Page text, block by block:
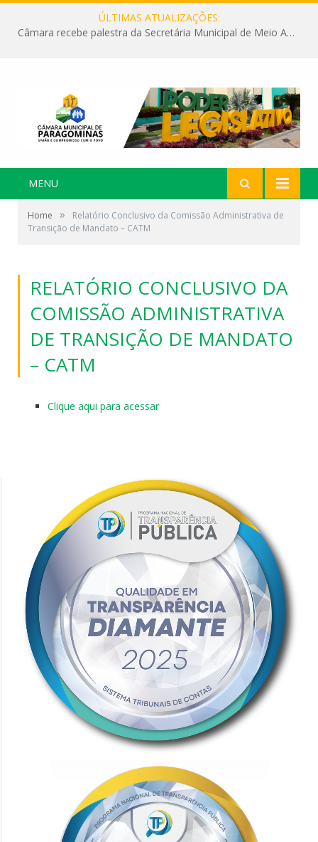
ÚLTIMAS ATUALIZAÇÕES:
Câmara recebe palestra da Secretária Municipal de Meio Ambiente sobre as ações da “SEMANA DO MEIO AMBIENTE”
MENU
Home »
Relatório Conclusivo da Comissão Administrativa de
Transição de Mandato – CATM
RELATÓRIO CONCLUSIVO DA
COMISSÃO ADMINISTRATIVA
DE TRANSIÇÃO DE MANDATO
– CATM
Clique aqui para acessar